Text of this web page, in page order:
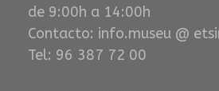
de 9:00h a 14:00h
Contacto: info.museu @
Tel: 96 387 72 00